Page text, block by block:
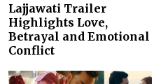
Lajjawati Trailer
Highlights Love,
Betrayal and Emotional
Conflict